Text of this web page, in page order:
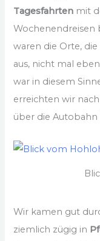
Tagesfahrten mit
Wochenendreisen
waren die Orte,
aus, nicht mal
war in diesem
erreichten wir
über die Autobahn
Wir kamen gut
ziemlich zügig in